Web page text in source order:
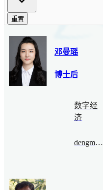
重置
邓曼瑶
博士后
数字经
济
dengmanyao@bimsa.cn